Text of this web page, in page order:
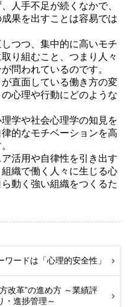
人手不足が続くなかで、
果を出すことは容易では
つつ、集中的に高いモチ
り組むこと、つまり人々
問われているのです。
直面している働き方の変
心理や行動にどのような
学や社会心理学の知見を
的なモチベーションを高
活用や自律性を引き出す
織で働く人々に生じる心
動く強い組織をつくるた
ードは「心理的安全性」
改革”の進め方 ～業績評
・進捗管理～